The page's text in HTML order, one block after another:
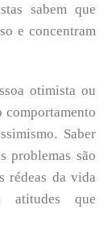
sabem que
e concentram
otimista ou
comportamento
Saber
problemas são
rédeas da vida
atitudes que